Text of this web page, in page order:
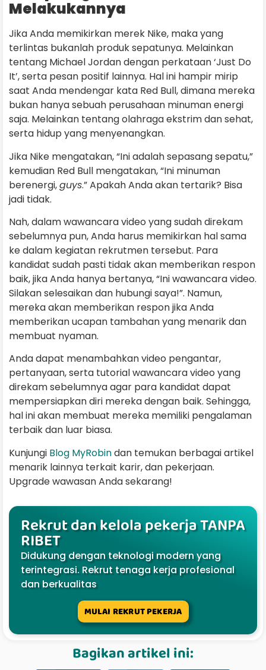
Melakukannya
Jika Anda memikirkan merek Nike, maka yang
terlintas bukanlah produk sepatunya. Melainkan
tentang Michael Jordan dengan perkataan ‘Just Do
It’, serta pesan positif lainnya. Hal ini hampir mirip
saat Anda mendengar kata Red Bull, dimana mereka
bukan hanya sebuah perusahaan minuman energi
saja. Melainkan tentang olahraga ekstrim dan sehat,
serta hidup yang menyenangkan.
Jika Nike mengatakan, “Ini adalah sepasang sepatu,”
kemudian Red Bull mengatakan, “Ini minuman
berenergi,guys.” Apakah Anda akan tertarik? Bisa
jadi tidak.
Nah, dalam wawancara video yang sudah direkam
sebelumnya pun, Anda harus memikirkan hal sama
ke dalam kegiatan rekrutmen tersebut. Para
kandidat sudah pasti tidak akan memberikan respon
baik, jika Anda hanya bertanya, “Ini wawancara video.
Silakan selesaikan dan hubungi saya!”. Namun,
mereka akan memberikan respon jika Anda
memberikan ucapan tambahan yang menarik dan
membuat nyaman.
Anda dapat menambahkan video pengantar,
pertanyaan, serta tutorial wawancara video yang
direkam sebelumnya agar para kandidat dapat
mempersiapkan diri mereka dengan baik. Sehingga,
hal ini akan membuat mereka memiliki pengalaman
terbaik dan luar biasa.
Kunjungi Blog MyRobindan temukan berbagai artikel
menarik lainnya terkait karir, dan pekerjaan.
Upgrade wawasan Anda sekarang!
Rekrut dan kelola pekerja TANPA
RIBET
Didukung dengan teknologi modern yang
terintegrasi. Rekrut tenaga kerja profesional
dan berkualitas
MULAI REKRUT PEKERJA
Bagikan artikel ini: